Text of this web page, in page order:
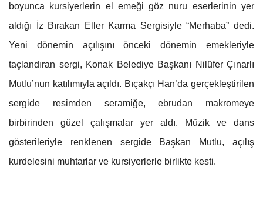
boyunca kursiyerlerin el emeği göz nuru eserlerinin yer
aldığı İz Bırakan Eller Karma Sergisiyle “Merhaba” dedi.
Yeni dönemin açılışını önceki dönemin emekleriyle
taçlandıran sergi, Konak Belediye Başkanı Nilüfer Çınarlı
Mutlu’nun katılımıyla açıldı. Bıçakçı Han’da gerçekleştirilen
sergide resimden seramiğe, ebrudan makromeye
birbirinden güzel çalışmalar yer aldı. Müzik ve dans
gösterileriyle renklenen sergide Başkan Mutlu, açılış
kurdelesini muhtarlar ve kursiyerlerle birlikte kesti.